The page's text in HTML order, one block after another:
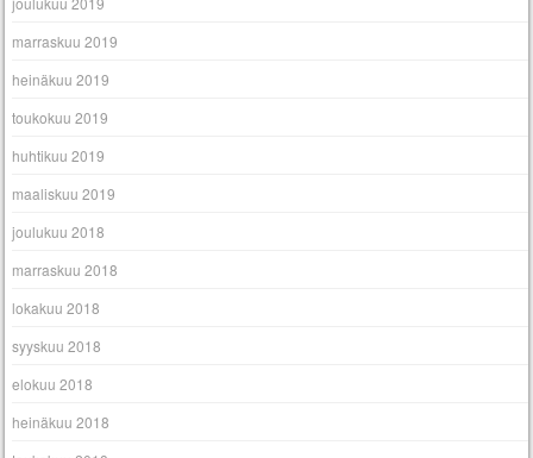
marraskuu 2019
heinäkuu 2019
toukokuu 2019
huhtikuu 2019
maaliskuu 2019
joulukuu 2018
marraskuu 2018
lokakuu 2018
syyskuu 2018
elokuu 2018
heinäkuu 2018